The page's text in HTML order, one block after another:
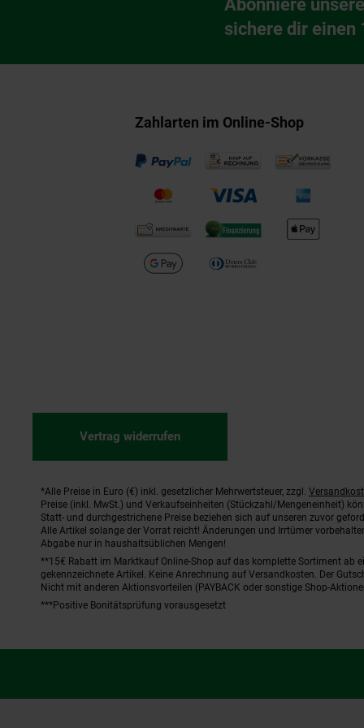
Newsletter
Abonniere
sichere dir einen
Zahlarten im Online-Shop
Vertrag widerrufen
Fußnoten
*Alle Preise in Euro (€) inkl. gesetzlicher Mehrwertsteuer, zzgl.
Preise (inkl. MwSt.) und Verkaufseinheiten (Stückzahl/Mengeneinheit)
Statt- und durchgestrichene Preise beziehen sich auf unseren zuvor
Alle Artikel solange der Vorrat reicht! Änderungen und Irrtümer
Abgabe nur in haushaltsüblichen Mengen!
**15€ Rabatt im Marktkauf Online-Shop auf das komplette Sortiment ab
gekennzeichnete Artikel. Keine Anrechnung auf Versandkosten. Der
Nicht mit anderen Aktionsvorteilen (PAYBACK oder sonstige Shop-
***Positive Bonitätsprüfung vorausgesetzt